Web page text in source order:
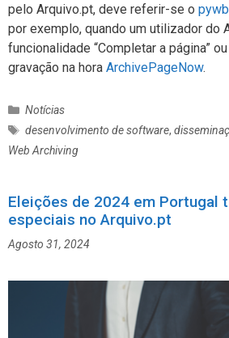
pelo Arquivo.pt, deve referir-se o pywb
por exemplo, quando um utilizador do
funcionalidade “Completar a página”
gravação na hora ArchivePageNow.
C
a
r
i
a
Notícias
E
t
u
t
a
desenvolvimento de software,
Web Archiving
Eleições de 2024 em Portugal
especiais no Arquivo.pt
Agosto 31, 2024